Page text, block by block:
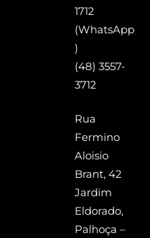
1712
(WhatsApp
)
(48) 3557-
3712
Rua
Fermino
Aloisio
Brant, 42
Jardim
Eldorado,
Palhoça –